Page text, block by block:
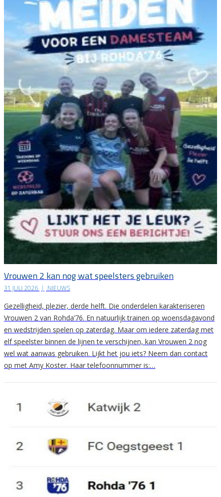
Vrouwen 2 kan nog wat speelsters gebruiken
31 JULI 2026 | NIEUWS
Gezelligheid, plezier, derde helft. Die onderdelen karakteriseren
Vrouwen 2 van Rohda’76. En natuurlijk trainen op woensdagavond
en wedstrijden spelen op zaterdag. Maar om iedere zaterdag met
elf speelster binnen de lijnen te verschijnen, kan Vrouwen 2 nog
wel wat aanwas gebruiken. Lijkt het jou iets? Neem dan contact
op met Amy Koster. Haar telefoonnummer is:…